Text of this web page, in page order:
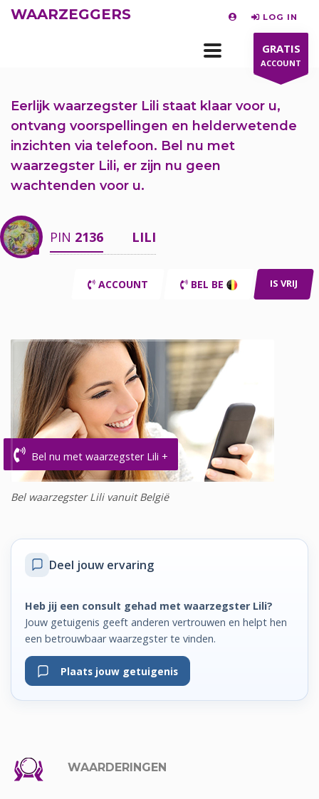
WAARZEGGERS LOG IN
GRATIS
ACCOUNT
Eerlijk waarzegster Lili staat klaar voor u,
ontvang voorspellingen en helderwetende
inzichten via telefoon. Bel nu met
waarzegster Lili, er zijn nu geen
wachtenden voor u.
PIN 2136 LILI
ACCOUNT BEL BE IS VRIJ
Bel nu met waarzegster Lili +
Bel waarzegster Lili vanuit België
Deel jouw ervaring
Heb jij een consult gehad met waarzegster Lili?
Jouw getuigenis geeft anderen vertrouwen en helpt hen
een betrouwbaar waarzegster te vinden.
Plaats jouw getuigenis
WAARDERINGEN